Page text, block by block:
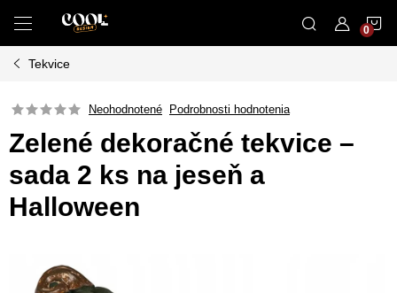
obsah
Tekvice
Neohodnotené Podrobnosti hodnotenia
Zelené dekoračné tekvice –
sada 2 ks na jeseň a
Halloween